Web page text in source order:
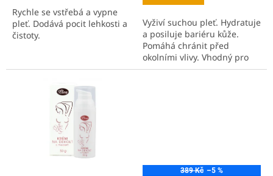
5
hvězdiček.
Rychle se vstřebá a vypne
pleť. Dodává pocit lehkosti a
čistoty.
Vyživí suchou pleť. Hydratuje
a posiluje bariéru kůže.
Pomáhá chránit před
okolními vlivy. Vhodný pro
všechny druhy pleti, i pro
389 Kč –5 %